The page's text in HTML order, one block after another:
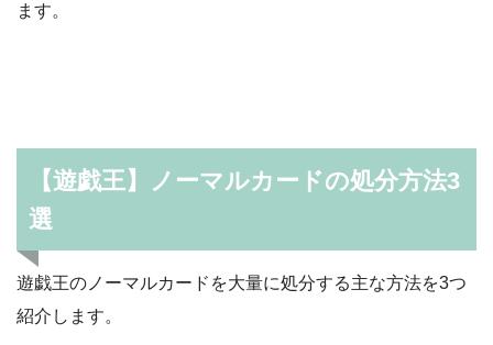
ます。
【遊戯王】ノーマルカードの処分方法3
選
遊戯王のノーマルカードを大量に処分する主な方法を3つ
紹介します。